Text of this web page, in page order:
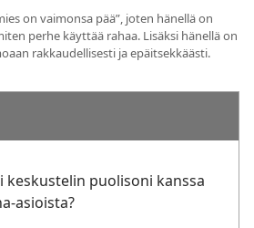
on vaimonsa pää”, joten hänellä on
perhe käyttää rahaa. Lisäksi hänellä on
rakkaudellisesti ja epäitsekkäästi.
keskustelin puolisoni kanssa
asioista?